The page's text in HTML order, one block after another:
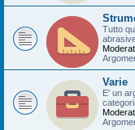
Tutto
Varie
E' un